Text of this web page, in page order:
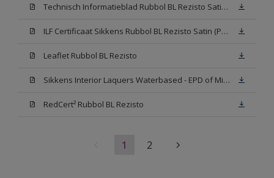
Technisch Informatieblad Rubbol BL Rezisto Satin (PDF)
ILF Certificaat Sikkens Rubbol BL Rezisto Satin (PDF)
Leaflet Rubbol BL Rezisto
Sikkens Interior Laquers Waterbased - EPD of Milieuproductverklaring
RedCert² Rubbol BL Rezisto
1 2